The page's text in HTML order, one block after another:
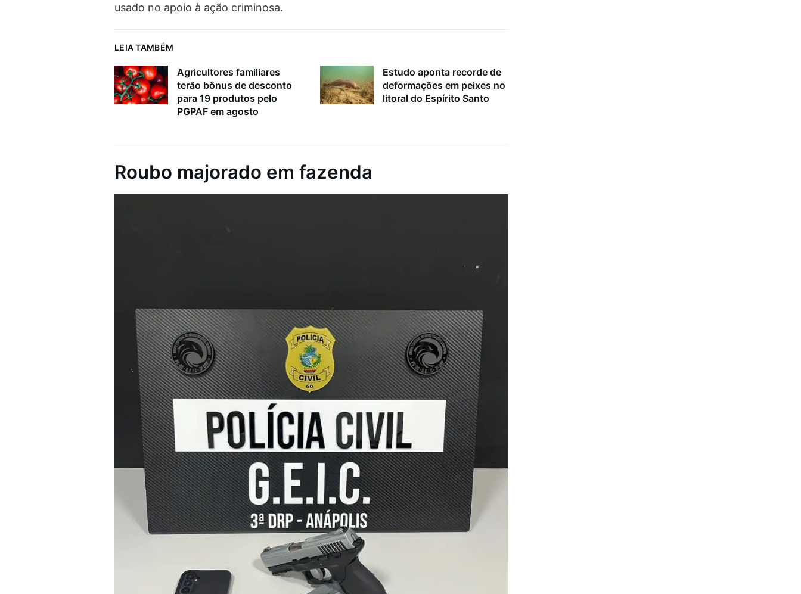
usado no apoio à ação criminosa.
LEIA TAMBÉM
Agricultores familiares
terão bônus de desconto
para 19 produtos pelo
PGPAF em agosto
Estudo aponta recorde de
deformações em peixes no
litoral do Espírito Santo
Roubo majorado em fazenda